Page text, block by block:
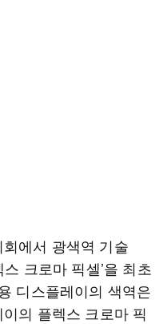
에서 광색역 기술
크로마 픽셀’을 최초
디스플레이의 색역은
의 플렉스 크로마 픽